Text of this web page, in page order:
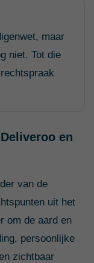
maar
niet. Tot die
en
van de
uit het
om de aard en
persoonlijke
zichtbaar